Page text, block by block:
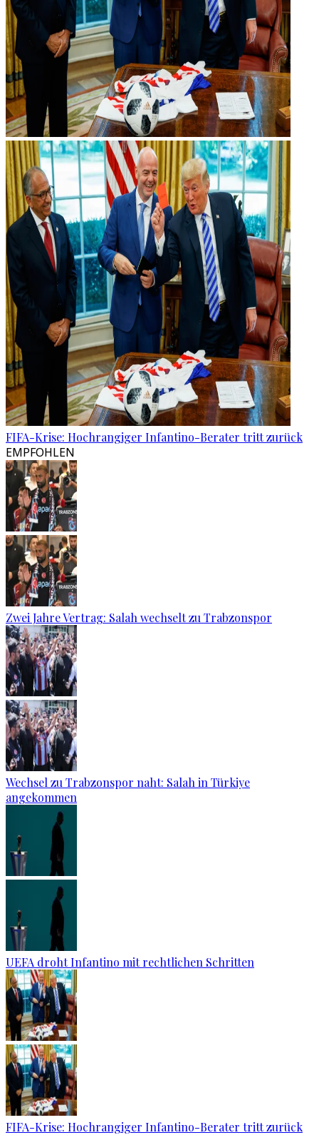
FIFA-Krise: Hochrangiger Infantino-Berater tritt zurück
EMPFOHLEN
Zwei Jahre Vertrag: Salah wechselt zu Trabzonspor
Wechsel zu Trabzonspor naht: Salah in Türkiye
angekommen
UEFA droht Infantino mit rechtlichen Schritten
FIFA-Krise: Hochrangiger Infantino-Berater tritt zurück